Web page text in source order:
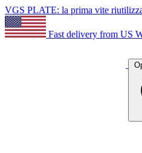
VGS PLATE: la prima vite
Fast delivery from US